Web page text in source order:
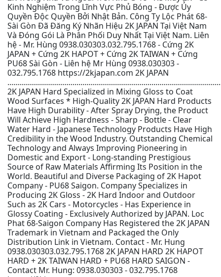
Kinh Nghiệm Trong Lĩnh Vực Phủ Bóng - Được Ủy
Quyền Độc Quyền Bởi Nhật Bản. Công Ty Lộc Phát 68-
Sài Gòn Đã Đăng Ký Nhãn Hiệu 2K JAPAN Tại Việt Nam
Và Đóng Gói Là Phân Phối Duy Nhất Tại Việt Nam. Liên
hệ - Mr. Hùng 0938.030303.032.795.1768 - Cứng 2K
JAPAN + Cứng 2K HAPOT + Cứng 2K TAIWAN + Cứng
PU68 Sài Gòn - Liên hệ Mr Hùng 0938.030303 -
032.795.1768 https://2kjapan.com 2K JAPAN
2K JAPAN Hard Specialized in Mixing Gloss to Coat
Wood Surfaces * High-Quality 2K JAPAN Hard Products
Have High Durability - After Spray Drying, the Product
Will Achieve High Hardness - Sharp - Bottle - Clear
Water Hard - Japanese Technology Products Have High
Credibility in the Wood Industry. Outstanding Chemical
Technology and Always Improving Pioneering in
Domestic and Export - Long-standing Prestigious
Source of Raw Materials Affirming Its Position in the
World. Beautiful and Diverse Packaging of 2K Hapot
Company - PU68 Saigon. Company Specializes in
Producing 2K Gloss - 2K Hard Indoor and Outdoor
Such as 2K Cars - Motorcycles - Has Experience in
Glossy Coating - Exclusively Authorized by JAPAN. Loc
Phat 68-Saigon Company Has Registered the 2K JAPAN
Trademark in Vietnam and Packaged the Only
Distribution Link in Vietnam. Contact - Mr. Hung
0938.030303.032.795.1768 2K JAPAN HARD 2K HAPOT
HARD + 2K TAIWAN HARD + PU68 HARD SAIGON -
Contact Mr. Hung: 0938.030303 - 032.795.1768